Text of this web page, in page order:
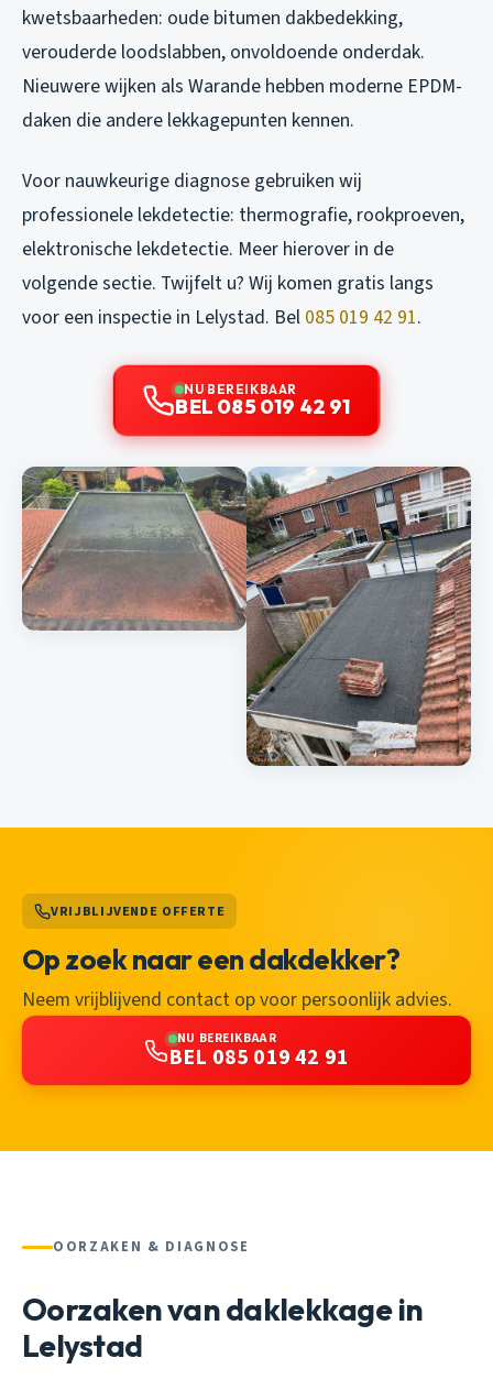
kwetsbaarheden: oude bitumen dakbedekking,
verouderde loodslabben, onvoldoende onderdak.
Nieuwere wijken als Warande hebben moderne EPDM-
daken die andere lekkagepunten kennen.
Voor nauwkeurige diagnose gebruiken wij
professionele lekdetectie: thermografie, rookproeven,
elektronische lekdetectie. Meer hierover in de
volgende sectie. Twijfelt u? Wij komen gratis langs
voor een inspectie in Lelystad. Bel 085 019 42 91.
NU BEREIKBAAR
BEL 085 019 42 91
VRIJBLIJVENDE OFFERTE
Op zoek naar een dakdekker?
Neem vrijblijvend contact op voor persoonlijk advies.
NU BEREIKBAAR
BEL 085 019 42 91
OORZAKEN & DIAGNOSE
Oorzaken van daklekkage in
Lelystad